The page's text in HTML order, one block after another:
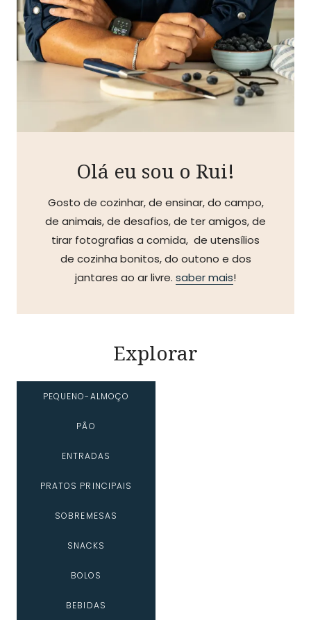
Olá eu sou o Rui!
Gosto de cozinhar, de ensinar, do campo,
de animais, de desafios, de ter amigos, de
tirar fotografias a comida, de utensílios
de cozinha bonitos, do outono e dos
jantares ao ar livre. saber mais!
Explorar
PEQUENO-ALMOÇO
PÃO
ENTRADAS
PRATOS PRINCIPAIS
SOBREMESAS
SNACKS
BOLOS
BEBIDAS